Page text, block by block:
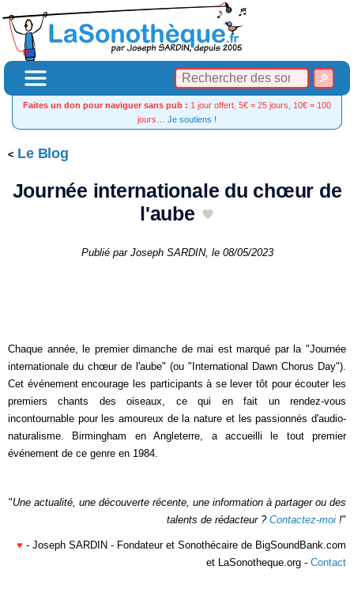
Faites un don pour naviguer sans pub : 1 jour offert, 5€ = 25 jours, 10€ = 100
jours… Je soutiens !
Le Blog
Journée internationale du chœur de
l'aube
Publié par Joseph SARDIN, le 08/05/2023
Chaque année, le premier dimanche de mai est marqué par la "Journée
internationale du chœur de l'aube" (ou "International Dawn Chorus Day").
Cet événement encourage les participants à se lever tôt pour écouter les
premiers chants des oiseaux, ce qui en fait un rendez-vous
incontournable pour les amoureux de la nature et les passionnés d'audio-
naturalisme. Birmingham en Angleterre, a accueilli le tout premier
événement de ce genre en 1984.
"Une actualité, une découverte récente, une information à partager ou des
talents de rédacteur ? Contactez-moi !"
♥ - Joseph SARDIN - Fondateur et Sonothécaire de BigSoundBank.com
et LaSonotheque.org - Contact